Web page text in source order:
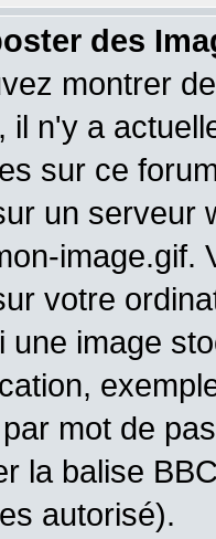
des
montrer
il n'y a
sur ce
un serveur
image.gif.
votre
une image
mot de
la balise
autorisé).